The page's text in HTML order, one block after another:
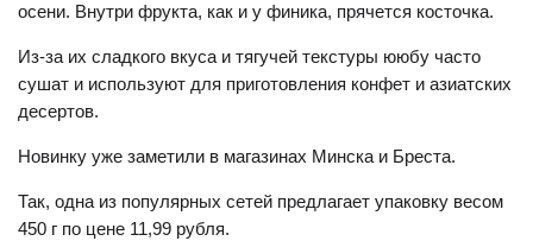
осени. Внутри фрукта, как и у финика, прячется косточка.
Из-за их сладкого вкуса и тягучей текстуры ююбу часто
сушат и используют для приготовления конфет и азиатских
десертов.
Новинку уже заметили в магазинах Минска и Бреста.
Так, одна из популярных сетей предлагает упаковку весом
450 г по цене 11,99 рубля.